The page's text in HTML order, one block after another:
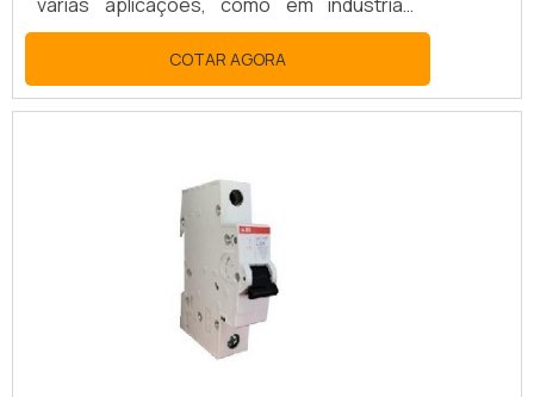
residências ou comércios. O aparelho fica
instalado nos sistemas elétricos das
edificações e protege as instalações
circuitos.CONHEÇA OS DIVERSOS
MODELOS E APLICAÇÕESA marca Siemens
é considerada uma das maiores do
mercado, com mais de 150 anos no ramo
COTAR AGORA